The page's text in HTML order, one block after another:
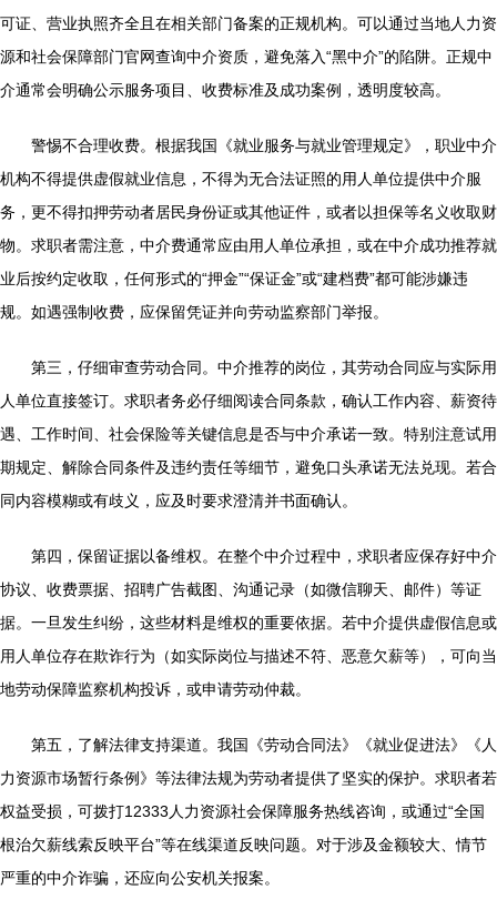
可证、营业执照齐全且在相关部门备案的正规机构。可以通过当地人力资
源和社会保障部门官网查询中介资质，避免落入“黑中介”的陷阱。正规中
介通常会明确公示服务项目、收费标准及成功案例，透明度较高。
警惕不合理收费。根据我国《就业服务与就业管理规定》，职业中介
机构不得提供虚假就业信息，不得为无合法证照的用人单位提供中介服
务，更不得扣押劳动者居民身份证或其他证件，或者以担保等名义收取财
物。求职者需注意，中介费通常应由用人单位承担，或在中介成功推荐就
业后按约定收取，任何形式的“押金”“保证金”或“建档费”都可能涉嫌违
规。如遇强制收费，应保留凭证并向劳动监察部门举报。
第三，仔细审查劳动合同。中介推荐的岗位，其劳动合同应与实际用
人单位直接签订。求职者务必仔细阅读合同条款，确认工作内容、薪资待
遇、工作时间、社会保险等关键信息是否与中介承诺一致。特别注意试用
期规定、解除合同条件及违约责任等细节，避免口头承诺无法兑现。若合
同内容模糊或有歧义，应及时要求澄清并书面确认。
第四，保留证据以备维权。在整个中介过程中，求职者应保存好中介
协议、收费票据、招聘广告截图、沟通记录（如微信聊天、邮件）等证
据。一旦发生纠纷，这些材料是维权的重要依据。若中介提供虚假信息或
用人单位存在欺诈行为（如实际岗位与描述不符、恶意欠薪等），可向当
地劳动保障监察机构投诉，或申请劳动仲裁。
第五，了解法律支持渠道。我国《劳动合同法》《就业促进法》《人
力资源市场暂行条例》等法律法规为劳动者提供了坚实的保护。求职者若
权益受损，可拨打12333人力资源社会保障服务热线咨询，或通过“全国
根治欠薪线索反映平台”等在线渠道反映问题。对于涉及金额较大、情节
严重的中介诈骗，还应向公安机关报案。